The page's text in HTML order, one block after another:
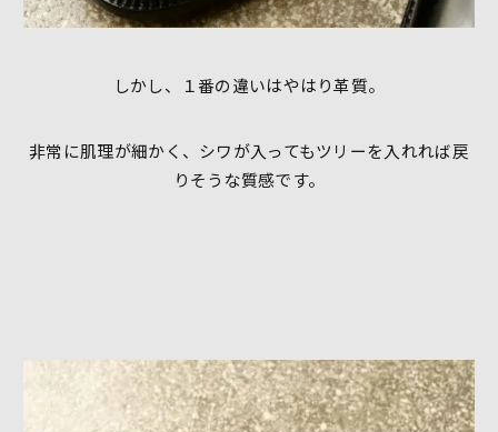
しかし、１番の違いはやはり革質。
非常に肌理が細かく、シワが入ってもツリーを入れれば戻
りそうな質感です。